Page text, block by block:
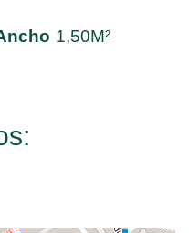
1,50M²